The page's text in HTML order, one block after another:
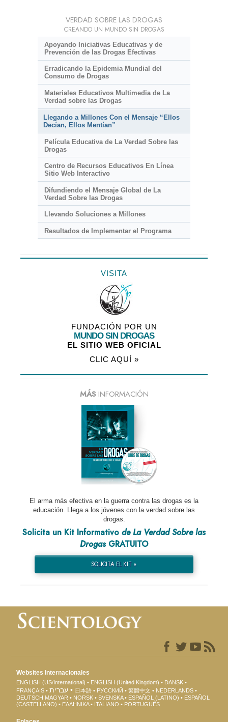
VERDAD SOBRE LAS DROGAS
CREANDO UN MUNDO SIN DROGAS
Apoyando Iniciativas Educativas y de
Prevención de las Drogas Efectivas
Erradicando la Epidemia Mundial del
Consumo de Drogas
Materiales Educativos Multimedia de La
Verdad sobre las Drogas
Llegando a Millones Con el Mensaje “Ellos
Decían, Ellos Mentían”
Película Educativa de La Verdad Sobre las
Drogas
Centro de Recursos Educativos En Línea
Sitio Web Interactivo
Difundiendo el Mensaje Global de La
Verdad Sobre las Drogas
Llevando Soluciones a Millones
Resultados de Implementar el Programa
VISITA
FUNDACIÓN POR UN
MUNDO SIN DROGAS
EL SITIO WEB OFICIAL
CLIC AQUÍ »
MÁSINFORMACIÓN
El arma más efectiva en la guerra contra las drogas es la
educación. Llega a los jóvenes con la verdad sobre las
drogas.
Solicita un Kit Informativo de La Verdad Sobre las
DrogasGRATUITO
SOLICITA EL KIT »
Websites Internacionales
ENGLISH (US/International) ENGLISH (United Kingdom)
DANSK
FRANÇAIS
עברית 日本語 РУССКИЙ 繁體中文
NEDERLANDS
DEUTSCH MAGYAR NORSK SVENSKA ESPAÑOL (LATINO)
ESPAÑOL
(CASTELLANO)
ΕΛΛΗΝΙΚA ITALIANO PORTUGUÊS